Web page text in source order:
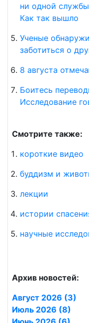
ни одной
Как так вышло
Ученые
заботиться о
8 августа
Боитесь
Исследование
Смотрите также:
короткие видео
буддизм и
лекции
истории
научные
Архив новостей:
Август 2026 (3)
Июль 2026 (8)